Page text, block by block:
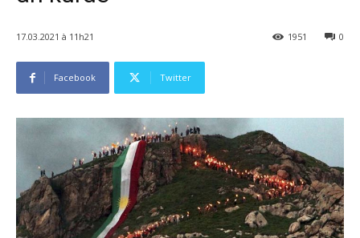
17.03.2021 à 11h21 0
1951
Facebook Twitter